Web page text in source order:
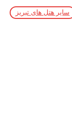
سایر هتل های تبریز